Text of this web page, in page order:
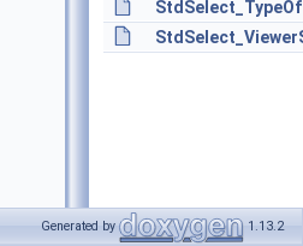
Generated by 1.13.2